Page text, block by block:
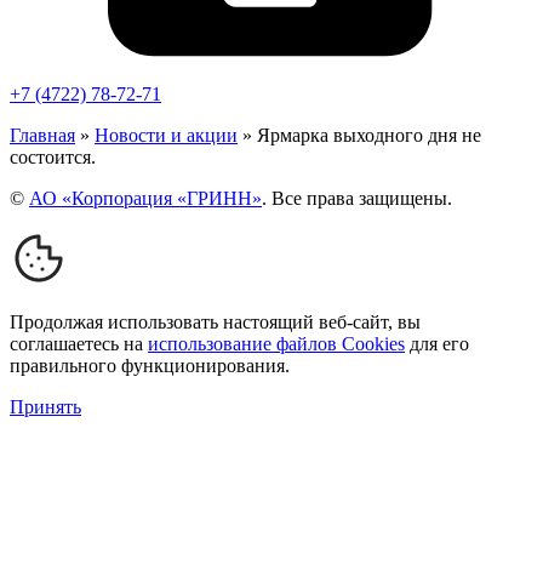
+7 (4722) 78-72-71
Главная » Новости и акции » Ярмарка выходного дня не
состоится.
© АО «Корпорация «ГРИНН». Все права защищены.
Продолжая использовать настоящий веб-сайт, вы
соглашаетесь на использование файлов Cookies для его
правильного функционирования.
Принять